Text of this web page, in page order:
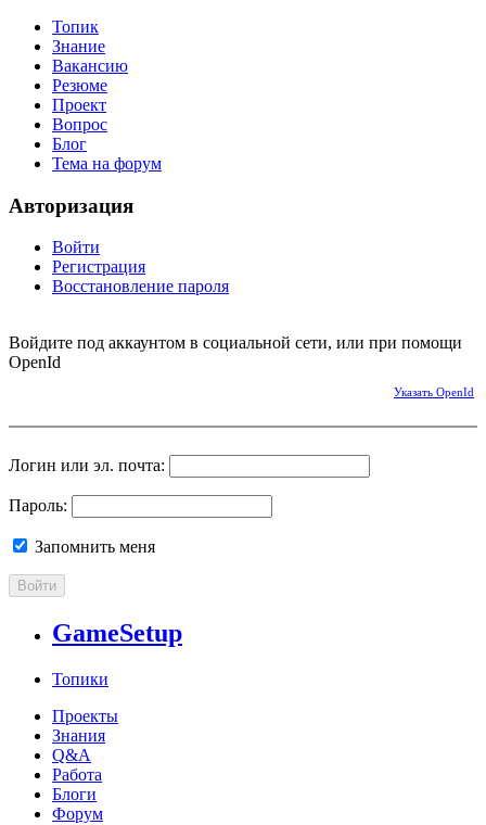
Топик
Знание
Вакансию
Резюме
Проект
Вопрос
Блог
Тема на форум
Авторизация
Войти
Регистрация
Восстановление пароля
Войдите под аккаунтом в социальной сети, или при помощи
OpenId
Указать OpenId
Логин или эл. почта:
Пароль:
Запомнить меня
Войти
GameSetup
Топики
Проекты
Знания
Q&A
Работа
Блоги
Форум